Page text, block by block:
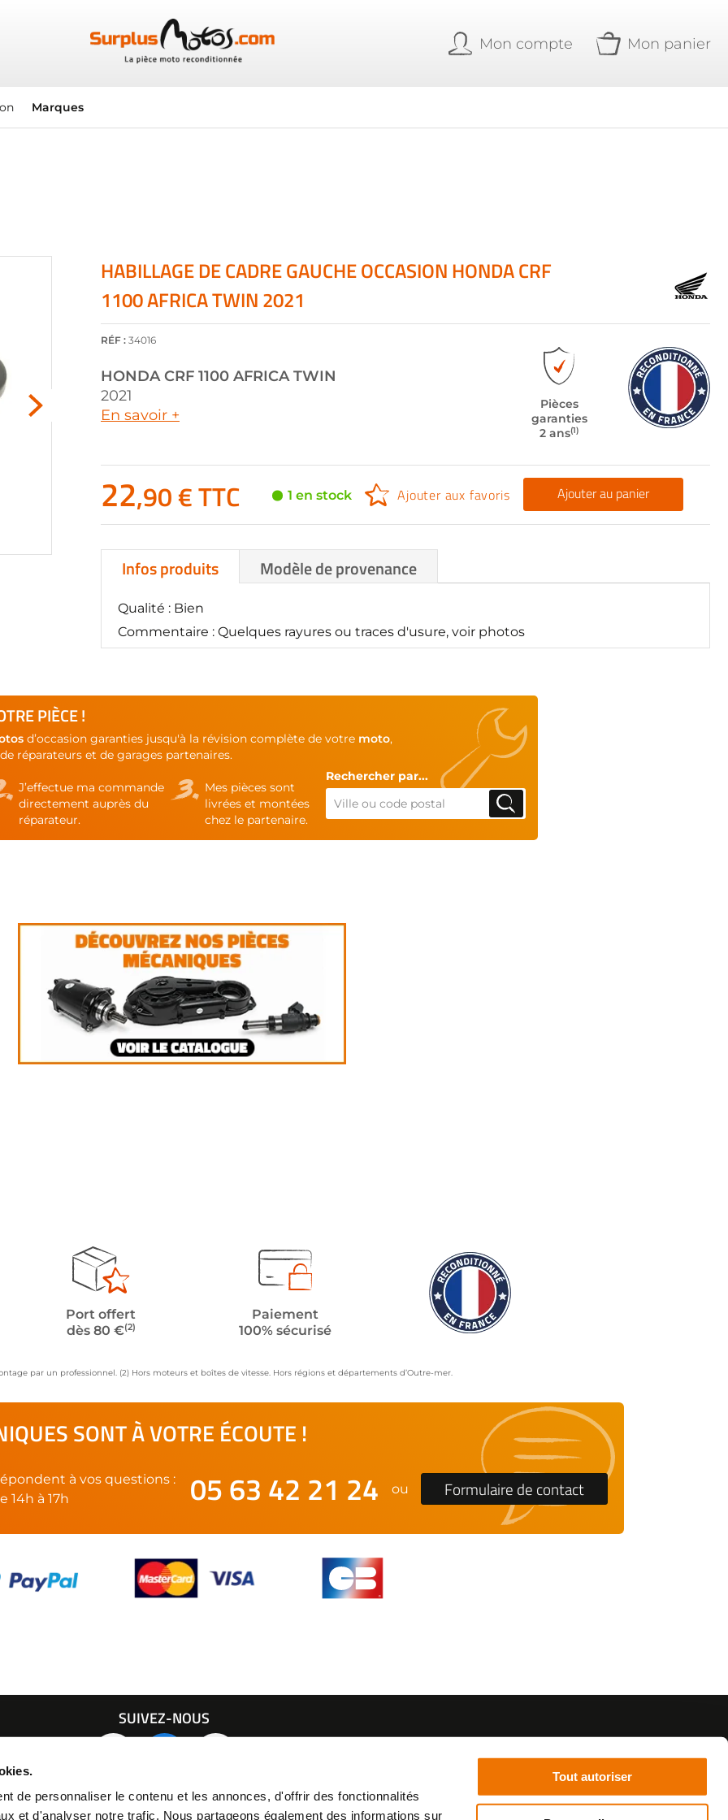
de personnaliser le contenu et les annonces, d'offrir des fonctionnalités
et d'analyser notre trafic. Nous partageons également des informations sur
Tout autoriser
Mon compte Mon panier
Marques
HABILLAGE DE CADRE GAUCHE OCCASION HONDA CRF
1100 AFRICA TWIN 2021
RÉF : 34016
HONDA CRF 1100 AFRICA TWIN
2021
En savoir +
Pièces
garanties
2 ans(1)
22,90 € TTC 1 en stock Ajouter aux favoris Ajouter au panier
Infos produits
Qualité : Bien
Commentaire : Quelques rayures ou traces d'usure, voir photos
Modèle de provenance
PIÈCE !
d’occasion garanties jusqu'à la révision complète de votre moto,
réparateurs et de garages partenaires.
J’effectue ma commande
directement auprès du
réparateur.
Mes pièces sont
livrées et montées
chez le partenaire.
Rechercher par...
Port offert
dès 80 €(2)
Paiement
100% sécurisé
par un professionnel. (2) Hors moteurs et boîtes de vitesse. Hors régions et départements d’Outre-mer.
SONT À VOTRE ÉCOUTE !
à vos questions :
14h à 17h
05 63 42 21 24 ou Formulaire de contact
24
SUIVEZ-NOUS